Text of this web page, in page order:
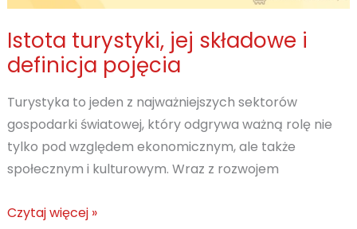
Istota turystyki, jej składowe i
definicja pojęcia
Turystyka to jeden z najważniejszych sektorów
gospodarki światowej, który odgrywa ważną rolę nie
tylko pod względem ekonomicznym, ale także
społecznym i kulturowym. Wraz z rozwojem
Istota
Czytaj więcej »